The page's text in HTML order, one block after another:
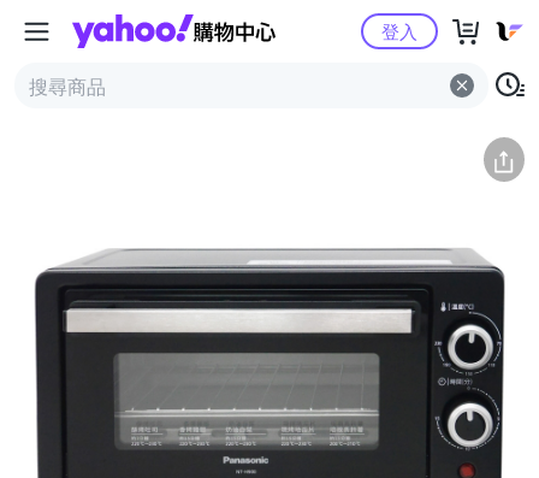
Yahoo購物中心
登入
簡介 評價 (0) 猜你喜歡